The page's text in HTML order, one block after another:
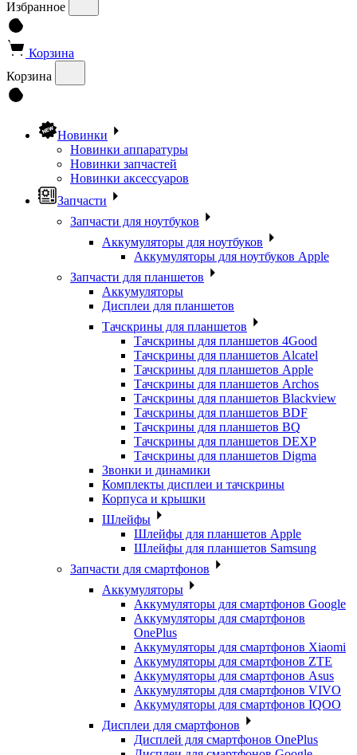
Избранное
Корзина
Корзина
Новинки
Новинки аппаратуры
Новинки запчастей
Новинки аксессуаров
Запчасти
Запчасти для ноутбуков
Аккумуляторы для ноутбуков
Аккумуляторы для ноутбуков Apple
Запчасти для планшетов
Аккумуляторы
Дисплеи для планшетов
Тачскрины для планшетов
Тачскрины для планшетов 4Good
Тачскрины для планшетов Alcatel
Тачскрины для планшетов Apple
Тачскрины для планшетов Archos
Тачскрины для планшетов Blackview
Тачскрины для планшетов BDF
Тачскрины для планшетов BQ
Тачскрины для планшетов DEXP
Тачскрины для планшетов Digma
Звонки и динамики
Комплекты дисплеи и тачскрины
Корпуса и крышки
Шлейфы
Шлейфы для планшетов Apple
Шлейфы для планшетов Samsung
Запчасти для смартфонов
Аккумуляторы
Аккумуляторы для смартфонов Google
Аккумуляторы для смартфонов
OnePlus
Аккумуляторы для смартфонов Xiaomi
Аккумуляторы для смартфонов ZTE
Аккумуляторы для cмартфонов Asus
Аккумуляторы для смартфонов VIVO
Аккумуляторы для смартфонов IQOO
Дисплеи для смартфонов
Дисплей для смартфонов OnePlus